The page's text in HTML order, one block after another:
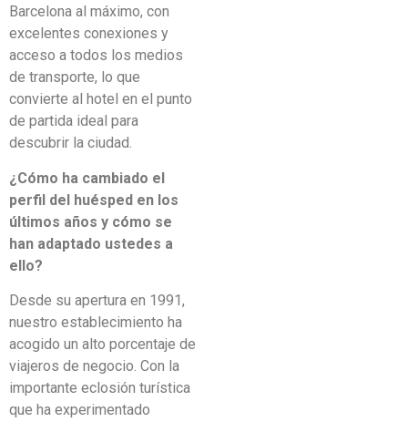
Barcelona al máximo, con
excelentes conexiones y
acceso a todos los medios
de transporte, lo que
convierte al hotel en el punto
de partida ideal para
descubrir la ciudad.
¿Cómo ha cambiado el
perfil del huésped en los
últimos años y cómo se
han adaptado ustedes a
ello?
Desde su apertura en 1991,
nuestro establecimiento ha
acogido un alto porcentaje de
viajeros de negocio. Con la
importante eclosión turística
que ha experimentado